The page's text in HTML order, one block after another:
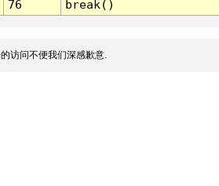
76 break()
访问不便我们深感歉意.